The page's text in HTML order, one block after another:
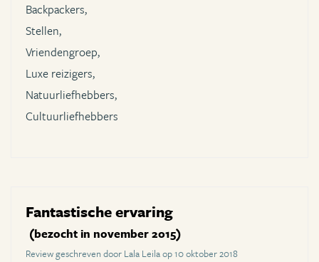
Backpackers,
Stellen,
Vriendengroep,
Luxe reizigers,
Natuurliefhebbers,
Cultuurliefhebbers
Fantastische ervaring
(bezocht in november 2015)
Review geschreven door Lala Leila op 10 oktober 2018